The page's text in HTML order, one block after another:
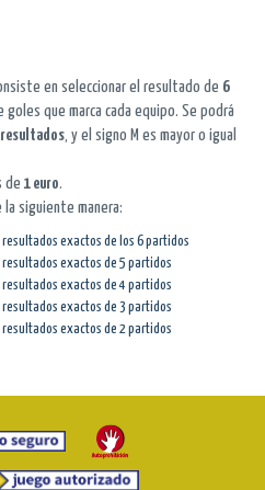
en seleccionar el resultado de 6
goles que marca cada equipo. Se podrá
resultados, y el signo M es mayor o igual
de1 euro.
siguiente manera:
exactos de los 6 partidos
exactos de 5 partidos
exactos de 4 partidos
exactos de 3 partidos
exactos de 2 partidos